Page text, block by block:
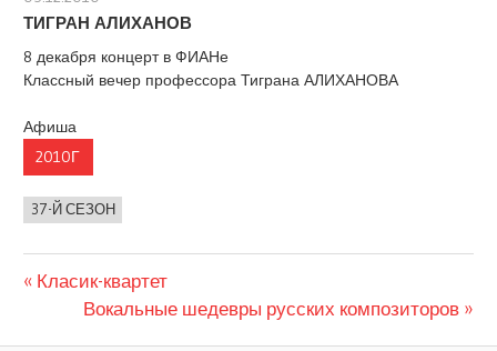
ТИГРАН АЛИХАНОВ
8 декабря концерт в ФИАНе
Классный вечер профессора Тиграна АЛИХАНОВА
Афиша
2010Г
37-Й СЕЗОН
Навигация
Предыдущая
запись:
Класик-квартет
Следующая
Вокальные шедевры русских композиторов